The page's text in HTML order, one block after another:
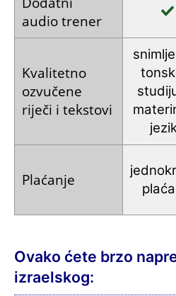
audio trener
Kvalitetno
ozvučene
riječi i tekstovi
Plaćanje
Ovako ćete brzo
izraelskog: